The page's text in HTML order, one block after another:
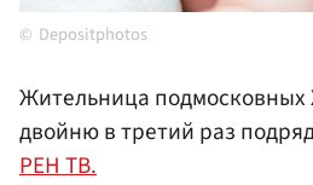
Depositphotos
Жительница подмосковных
двойню в третий раз
РЕН ТВ.